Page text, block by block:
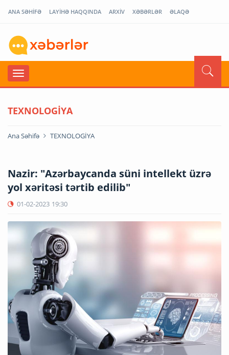
ANA SƏHİFƏ LAYİHƏ HAQQINDA ARXİV XƏBƏRLƏR ƏLAQƏ
TEXNOLOGİYA
Ana Səhifə TEXNOLOGİYA
Nazir: "Azərbaycanda süni intellekt üzrə
yol xəritəsi tərtib edilib"
01-02-2023 19:30